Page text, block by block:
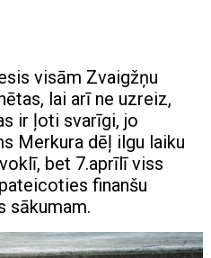
visām Zvaigžņu
lai arī ne uzreiz,
ir ļoti svarīgi, jo
Merkura dēļ ilgu laiku
bet 7.aprīlī viss
finanšu
sākumam.